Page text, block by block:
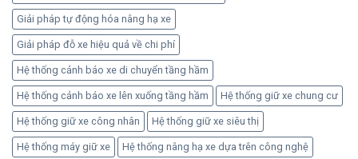
Giải pháp tự động hóa nâng hạ xe
Giải pháp đỗ xe hiệu quả về chi phí
Hệ thống cảnh báo xe di chuyển tầng hầm
Hệ thống cảnh báo xe lên xuống tầng hầm Hệ thống giữ xe chung cư
Hệ thống giữ xe công nhân Hệ thống giữ xe siêu thị
Hệ thống máy giữ xe Hệ thống nâng hạ xe dựa trên công nghệ